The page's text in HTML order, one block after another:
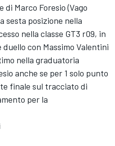
Marco Foresio (Vago
sesta posizione nella
nella classe GT3 r09, in
con Massimo Valentini
nella graduatoria
anche se per 1 solo punto
finale sul tracciato di
per la